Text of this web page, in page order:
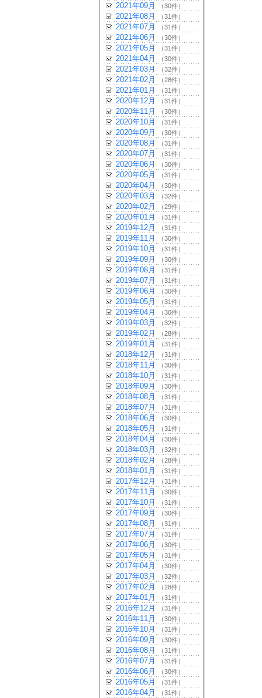
2021年09月 （30件）
2021年08月 （31件）
2021年07月 （31件）
2021年06月 （30件）
2021年05月 （31件）
2021年04月 （30件）
2021年03月 （32件）
2021年02月 （28件）
2021年01月 （31件）
2020年12月 （31件）
2020年11月 （30件）
2020年10月 （31件）
2020年09月 （30件）
2020年08月 （31件）
2020年07月 （31件）
2020年06月 （30件）
2020年05月 （31件）
2020年04月 （30件）
2020年03月 （32件）
2020年02月 （29件）
2020年01月 （31件）
2019年12月 （31件）
2019年11月 （30件）
2019年10月 （31件）
2019年09月 （30件）
2019年08月 （31件）
2019年07月 （31件）
2019年06月 （30件）
2019年05月 （31件）
2019年04月 （30件）
2019年03月 （32件）
2019年02月 （28件）
2019年01月 （31件）
2018年12月 （31件）
2018年11月 （30件）
2018年10月 （31件）
2018年09月 （30件）
2018年08月 （31件）
2018年07月 （31件）
2018年06月 （30件）
2018年05月 （31件）
2018年04月 （30件）
2018年03月 （32件）
2018年02月 （28件）
2018年01月 （31件）
2017年12月 （31件）
2017年11月 （30件）
2017年10月 （31件）
2017年09月 （30件）
2017年08月 （31件）
2017年07月 （31件）
2017年06月 （30件）
2017年05月 （31件）
2017年04月 （30件）
2017年03月 （32件）
2017年02月 （28件）
2017年01月 （31件）
2016年12月 （31件）
2016年11月 （30件）
2016年10月 （31件）
2016年09月 （30件）
2016年08月 （31件）
2016年07月 （31件）
2016年06月 （30件）
2016年05月 （31件）
2016年04月 （31件）